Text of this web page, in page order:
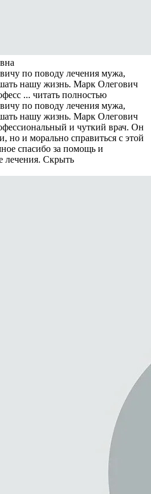
по поводу лечения мужа,
нашу жизнь. Марк Олегович
... читать полностью
по поводу лечения мужа,
нашу жизнь. Марк Олегович
и чуткий врач. Он
но и морально справиться с этой
спасибо за помощь и
лечения. Скрыть